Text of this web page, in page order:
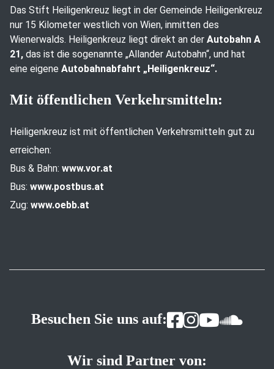
Das Stift Heiligenkreuz liegt in der Gemeinde Heiligenkreuz
nur 15 Kilometer westlich von Wien, inmitten des
Wienerwalds. Heiligenkreuz liegt direkt an der Autobahn A
21, das ist die sogenannte „Allander Autobahn“, und hat
eine eigene Autobahnabfahrt „Heiligenkreuz“.
Mit öffentlichen Verkehrsmitteln:
Heiligenkreuz ist mit öffentlichen Verkehrsmitteln gut zu
erreichen:
Bus & Bahn: www.vor.at
Bus: www.postbus.at
Zug: www.oebb.at
Besuchen Sie uns auf:
Wir sind Partner von: